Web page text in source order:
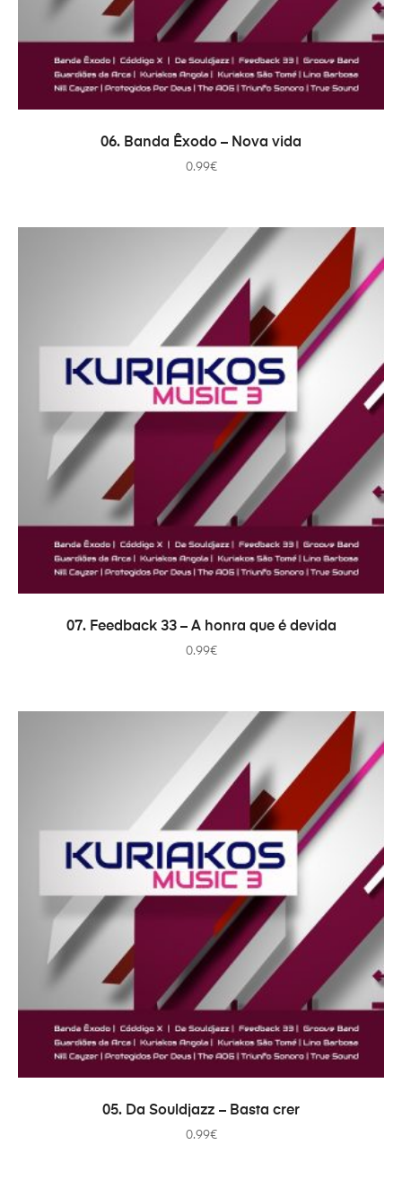
ADICIONAR
06. Banda Êxodo – Nova vida
0.99€
ADICIONAR
07. Feedback 33 – A honra que é devida
0.99€
ADICIONAR
05. Da Souldjazz – Basta crer
0.99€